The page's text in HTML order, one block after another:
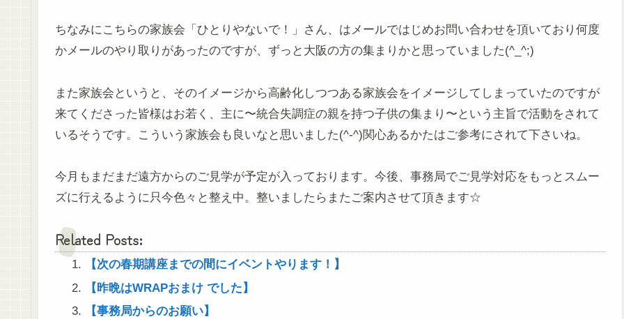
ちなみにこちらの家族会「ひとりやないで！」さん、はメールではじめお問い合わせを頂いており何度
かメールのやり取りがあったのですが、ずっと大阪の方の集まりかと思っていました(^_^;)
また家族会というと、そのイメージから高齢化しつつある家族会をイメージしてしまっていたのですが
来てくださった皆様はお若く、主に〜統合失調症の親を持つ子供の集まり〜という主旨で活動をされて
いるそうです。こういう家族会も良いなと思いました(^-^)関心あるかたはご参考にされて下さいね。
今月もまだまだ遠方からのご見学が予定が入っております。今後、事務局でご見学対応をもっとスムー
ズに行えるように只今色々と整え中。整いましたらまたご案内させて頂きます☆
Related Posts:
【次の春期講座までの間にイベントやります！】
【昨晩はWRAPおまけ でした】
【事務局からのお願い】